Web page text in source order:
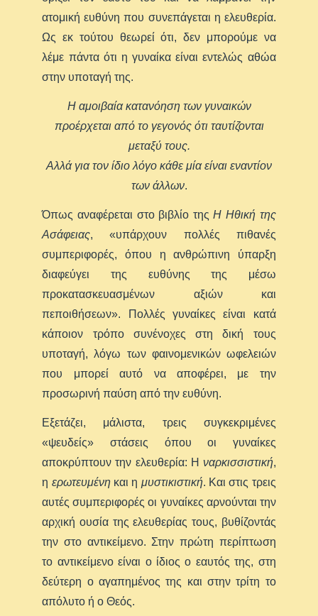
ατομική ευθύνη που συνεπάγεται η ελευθερία.
Ως εκ τούτου θεωρεί ότι, δεν μπορούμε να
λέμε πάντα ότι η γυναίκα είναι εντελώς αθώα
στην υποταγή της.
Η αμοιβαία κατανόηση των γυναικών
προέρχεται από το γεγονός ότι ταυτίζονται
μεταξύ τους.
Αλλά για τον ίδιο λόγο κάθε μία είναι εναντίον
των άλλων.
Όπως αναφέρεται στο βιβλίο τηςΗ Ηθική της
Ασάφειας, «υπάρχουν πολλές πιθανές
συμπεριφορές, όπου η ανθρώπινη ύπαρξη
διαφεύγει της ευθύνης της μέσω
προκατασκευασμένων αξιών και
πεποιθήσεων». Πολλές γυναίκες είναι κατά
κάποιον τρόπο συνένοχες στη δική τους
υποταγή, λόγω των φαινομενικών ωφελειών
που μπορεί αυτό να αποφέρει, με την
προσωρινή παύση από την ευθύνη.
Εξετάζει, μάλιστα, τρεις συγκεκριμένες
«ψευδείς» στάσεις όπου οι γυναίκες
αποκρύπτουν την ελευθερία: Η ναρκισσιστική,
η ερωτευμένηκαι η μυστικιστική. Και στις τρεις
αυτές συμπεριφορές οι γυναίκες αρνούνται την
αρχική ουσία της ελευθερίας τους, βυθίζοντάς
την στο αντικείμενο. Στην πρώτη περίπτωση
το αντικείμενο είναι ο ίδιος ο εαυτός της, στη
δεύτερη ο αγαπημένος της και στην τρίτη το
απόλυτο ή ο Θεός.